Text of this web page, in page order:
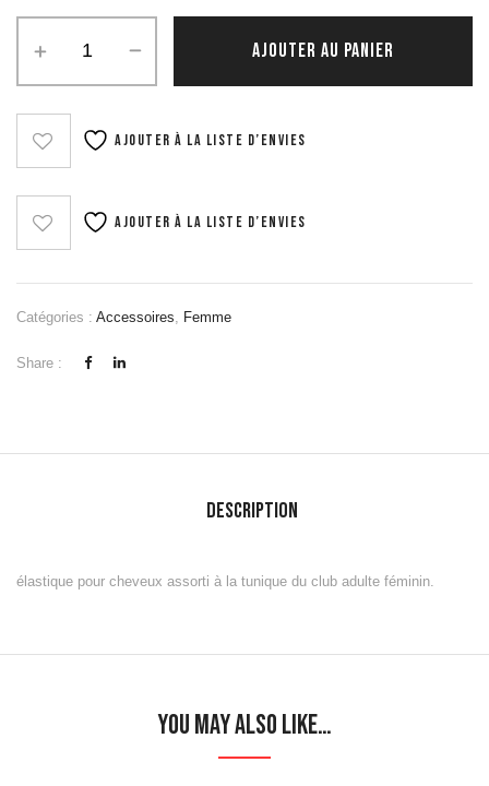
cheveux
AJOUTER AU PANIER
Ajouter à la liste d’envies
Ajouter à la liste d’envies
Catégories : Accessoires Femme
Share :
Description
élastique pour cheveux assorti à la tunique du club adulte féminin.
You may also like…